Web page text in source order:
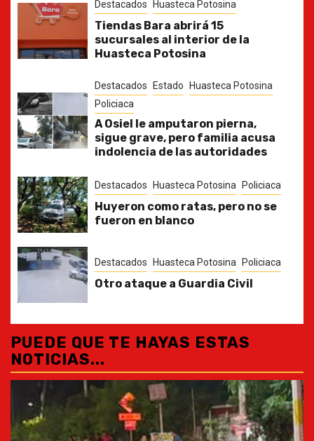
Destacados Huasteca Potosina
Tiendas Bara abrirá 15
sucursales al interior de la
Huasteca Potosina
Destacados Estado
Huasteca Potosina
Policiaca
A Osiel le amputaron pierna,
sigue grave, pero familia acusa
indolencia de las autoridades
Destacados Huasteca Potosina Policiaca
Huyeron como ratas, pero no se
fueron en blanco
Destacados Huasteca Potosina Policiaca
Otro ataque a Guardia Civil
PUEDE QUE TE HAYAS ESTAS
NOTICIAS...